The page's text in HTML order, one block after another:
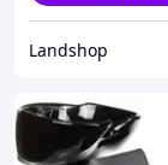
Landshop